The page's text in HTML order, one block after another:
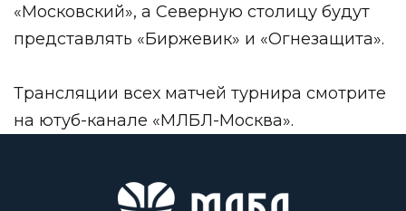
«Московский», а Северную столицу будут
представлять «Биржевик» и «Огнезащита».
Трансляции всех матчей турнира смотрите
на ютуб-канале «МЛБЛ-Москва».